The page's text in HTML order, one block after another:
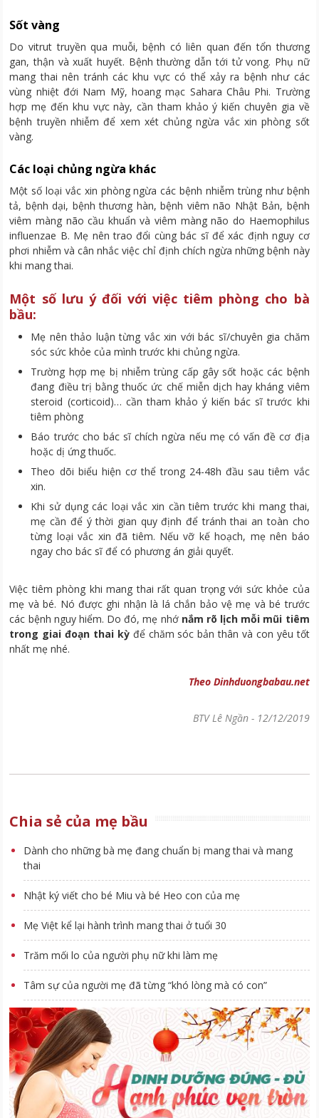
Sốt vàng
Do vitrut truyền qua muỗi, bệnh có liên quan đến tổn thương
gan, thận và xuất huyết. Bệnh thường dẫn tới tử vong. Phụ nữ
mang thai nên tránh các khu vực có thể xảy ra bệnh như các
vùng nhiệt đới Nam Mỹ, hoang mạc Sahara Châu Phi. Trường
hợp mẹ đến khu vực này, cần tham khảo ý kiến chuyên gia về
bệnh truyền nhiễm để xem xét chủng ngừa vắc xin phòng sốt
vàng.
Các loại chủng ngừa khác
Một số loại vắc xin phòng ngừa các bệnh nhiễm trùng như bệnh
tả, bệnh dại, bệnh thương hàn, bệnh viêm não Nhật Bản, bệnh
viêm màng não cầu khuẩn và viêm màng não do Haemophilus
influenzae B. Mẹ nên trao đổi cùng bác sĩ để xác định nguy cơ
phơi nhiễm và cân nhắc việc chỉ định chích ngừa những bệnh này
khi mang thai.
Một số lưu ý đối với việc tiêm phòng cho bà
bầu:
Mẹ nên thảo luận từng vắc xin với bác sĩ/chuyên gia chăm
sóc sức khỏe của mình trước khi chủng ngừa.
Trường hợp mẹ bị nhiễm trùng cấp gây sốt hoặc các bệnh
đang điều trị bằng thuốc ức chế miễn dịch hay kháng viêm
steroid (corticoid)… cần tham khảo ý kiến bác sĩ trước khi
tiêm phòng
Báo trước cho bác sĩ chích ngừa nếu mẹ có vấn đề cơ địa
hoặc dị ứng thuốc.
Theo dõi biểu hiện cơ thể trong 24-48h đầu sau tiêm vắc
xin.
Khi sử dụng các loại vắc xin cần tiêm trước khi mang thai,
mẹ cần để ý thời gian quy định để tránh thai an toàn cho
từng loại vắc xin đã tiêm. Nếu vỡ kế hoạch, mẹ nên báo
ngay cho bác sĩ để có phương án giải quyết.
Việc tiêm phòng khi mang thai rất quan trọng với sức khỏe của
mẹ và bé. Nó được ghi nhận là lá chắn bảo vệ mẹ và bé trước
các bệnh nguy hiểm. Do đó, mẹ nhớ nắm rõ lịch mỗi mũi tiêm
trong giai đoạn thai kỳđể chăm sóc bản thân và con yêu tốt
nhất mẹ nhé.
Theo Dinhduongbabau.net
BTV Lê Ngần- 12/12/2019
Chia sẻ của mẹ bầu
Dành cho những bà mẹ đang chuẩn bị mang thai và mang
thai
Nhật ký viết cho bé Miu và bé Heo con của mẹ
Mẹ Việt kể lại hành trình mang thai ở tuổi 30
Trăm mối lo của người phụ nữ khi làm mẹ
Tâm sự của người mẹ đã từng “khó lòng mà có con”